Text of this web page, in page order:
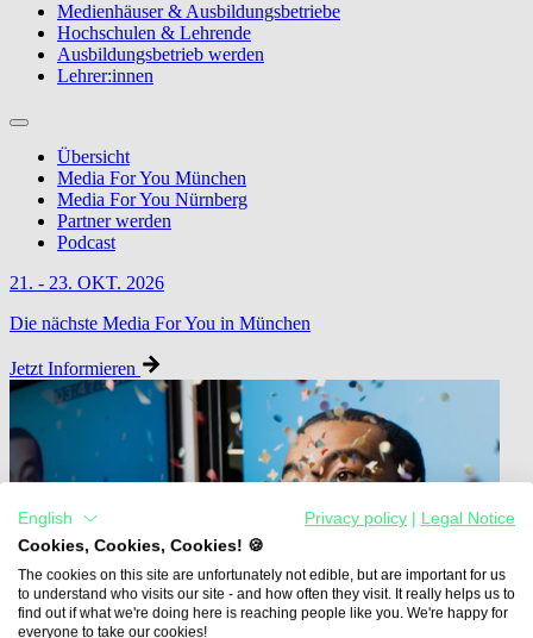
Medienhäuser & Ausbildungsbetriebe
Hochschulen & Lehrende
Ausbildungsbetrieb werden
Lehrer:innen
Übersicht
Media For You München
Media For You Nürnberg
Partner werden
Podcast
21. - 23. OKT. 2026
Die nächste Media For You in München
Jetzt Informieren
English Privacy policy
Legal Notice
Cookies, Cookies, Cookies! 🍪
The cookies on this site are unfortunately not edible, but are important for us
to understand who visits our site - and how often they visit. It really helps us to
find out if what we're doing here is reaching people like you. We're happy for
everyone to take our cookies!